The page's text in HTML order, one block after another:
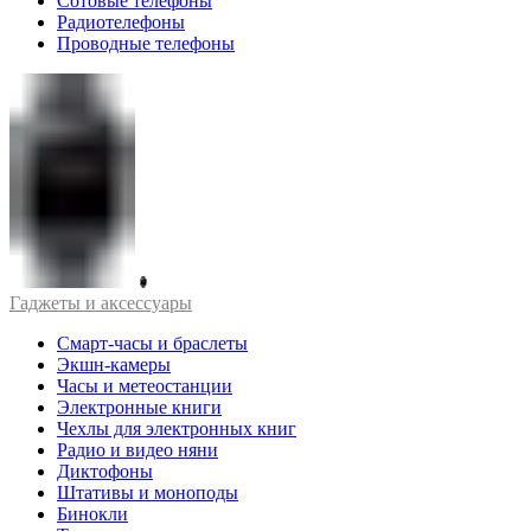
Радиотелефоны
Проводные телефоны
Гаджеты и аксессуары
Смарт-часы и браслеты
Экшн-камеры
Часы и метеостанции
Электронные книги
Чехлы для электронных книг
Радио и видео няни
Диктофоны
Штативы и моноподы
Бинокли